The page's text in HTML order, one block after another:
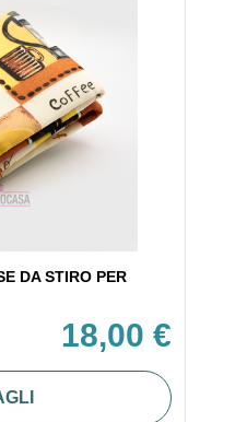
DA STIRO PER
18,00 €